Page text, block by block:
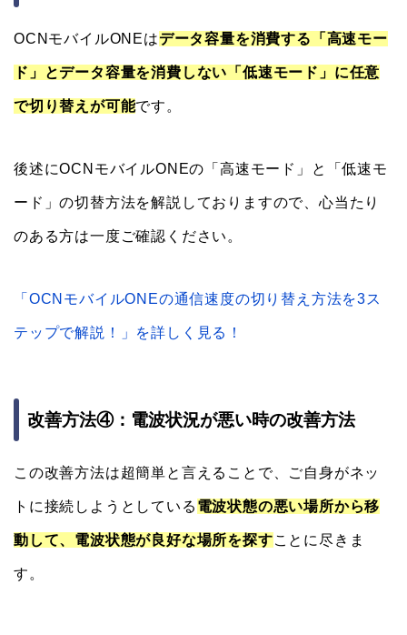
OCNモバイルONEはデータ容量を消費する「高速モー
ド」とデータ容量を消費しない「低速モード」に任意
で切り替えが可能です。
後述にOCNモバイルONEの「高速モード」と「低速モ
ード」の切替方法を解説しておりますので、心当たり
のある方は一度ご確認ください。
「OCNモバイルONEの通信速度の切り替え方法を3ス
テップで解説！」を詳しく見る！
改善方法④：電波状況が悪い時の改善方法
この改善方法は超簡単と言えることで、ご自身がネッ
トに接続しようとしている 電波状態の悪い場所から移
動して、電波状態が良好な場所を探すことに尽きま
す。